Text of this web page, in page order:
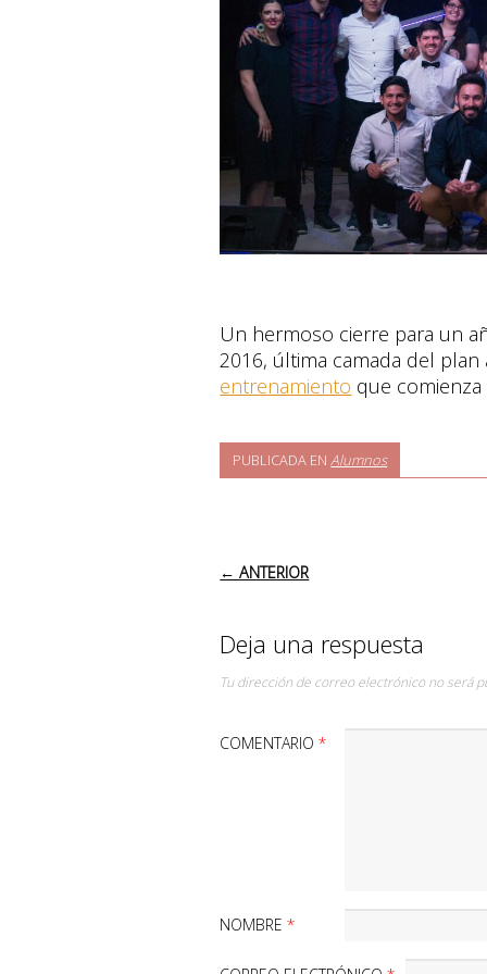
Un hermoso cierre para un
2016, última camada del plan
entrenamiento que comienza
PUBLICADA ENAlumnos
NAVEGACIÓN DE
← ANTERIOR
Deja una respuesta
Tu dirección de correo electrónico no será
COMENTARIO*
NOMBRE*